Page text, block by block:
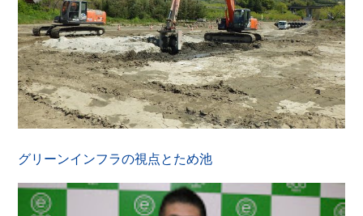
グリーンインフラの視点とため池